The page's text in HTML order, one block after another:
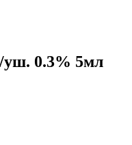
уш. 0.3% 5мл